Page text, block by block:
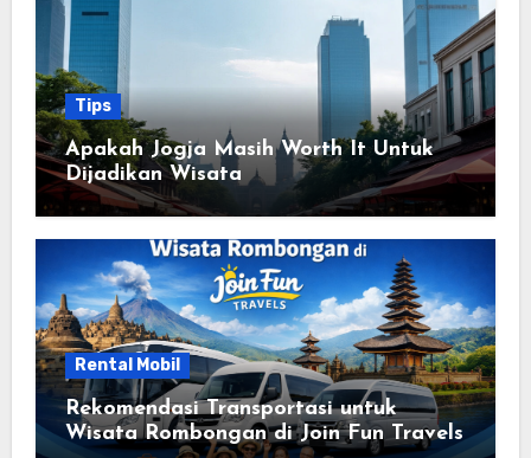
Tips
Apakah Jogja Masih Worth It Untuk
Dijadikan Wisata
Rental Mobil
Rekomendasi Transportasi untuk
Wisata Rombongan di Join Fun Travels